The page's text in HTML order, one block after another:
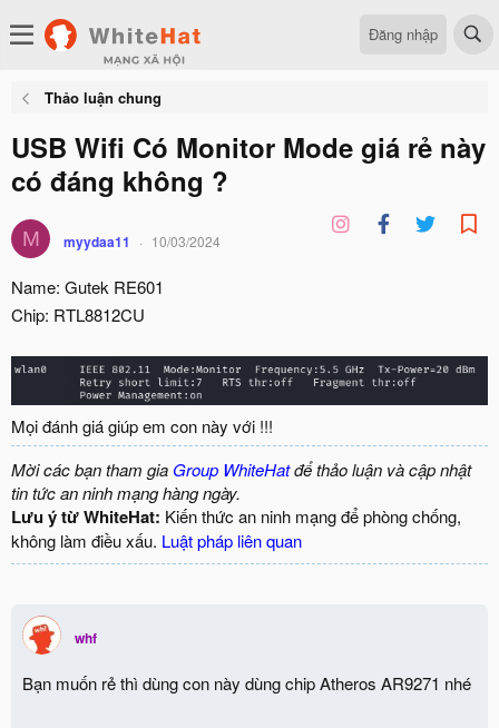
Đăng nhập
Thảo luận chung
USB Wifi Có Monitor Mode giá rẻ này
có đáng không ?
M myydaa11 10/03/2024
Name: Gutek RE601
Chip: RTL8812CU
Mọi đánh giá giúp em con này với !!!
Mời các bạn tham gia Group WhiteHatđể thảo luận và cập nhật
tin tức an ninh mạng hàng ngày.
Lưu ý từ WhiteHat: Kiến thức an ninh mạng để phòng chống,
không làm điều xấu. Luật pháp liên quan
whf
Bạn muốn rẻ thì dùng con này dùng chip Atheros AR9271 nhé